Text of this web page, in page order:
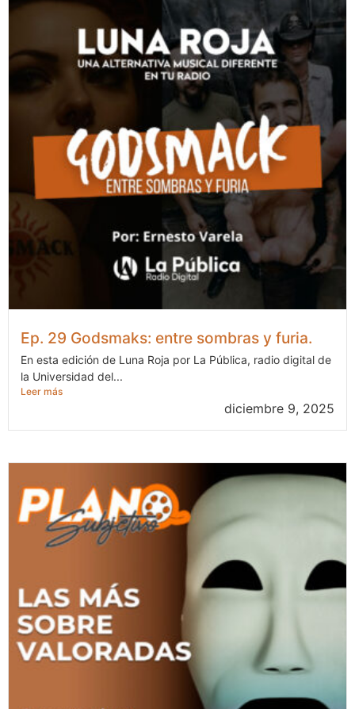
Ep. 29 Godsmaks: entre sombras y furia.
En esta edición de Luna Roja por La Pública, radio digital de
la Universidad del...
Leer más
diciembre 9, 2025